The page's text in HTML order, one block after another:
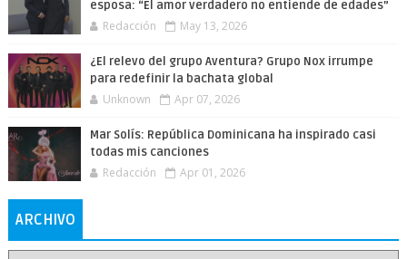
esposa: “El amor verdadero no entiende de edades”
Redacción May 13, 2026
¿El relevo del grupo Aventura? Grupo Nox irrumpe
para redefinir la bachata global
Unknown Apr 07, 2026
Mar Solís: República Dominicana ha inspirado casi
todas mis canciones
Redacción Apr 01, 2026
ARCHIVO